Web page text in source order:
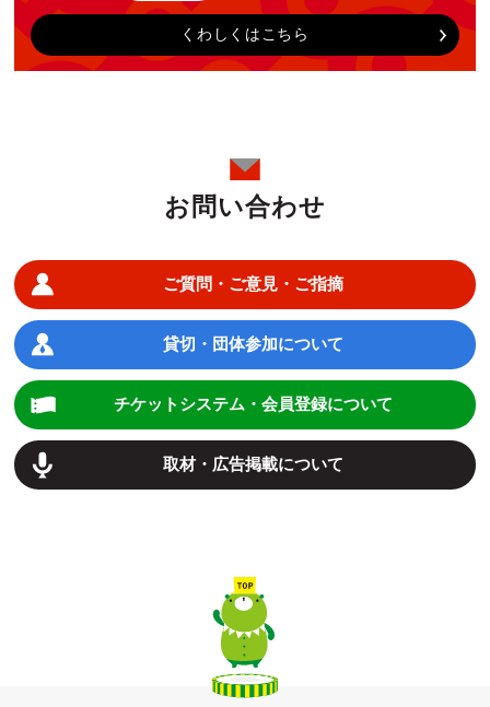
くわしくはこちら
お問い合わせ
ご質問・ご意見・ご指摘
貸切・団体参加について
チケットシステム・会員登録について
取材・広告掲載について